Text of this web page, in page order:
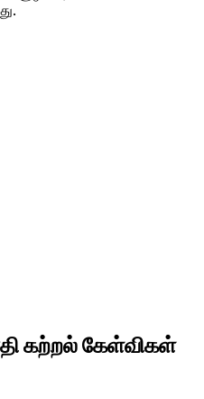
கற்றல் கேள்விகள்